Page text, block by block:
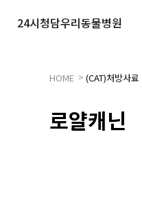
24시청담우리동물병원
HOME > (CAT)처방사료
로얄캐닌